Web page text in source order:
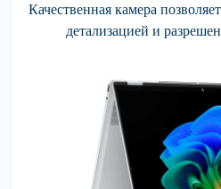
Качественная камера
детализацией и